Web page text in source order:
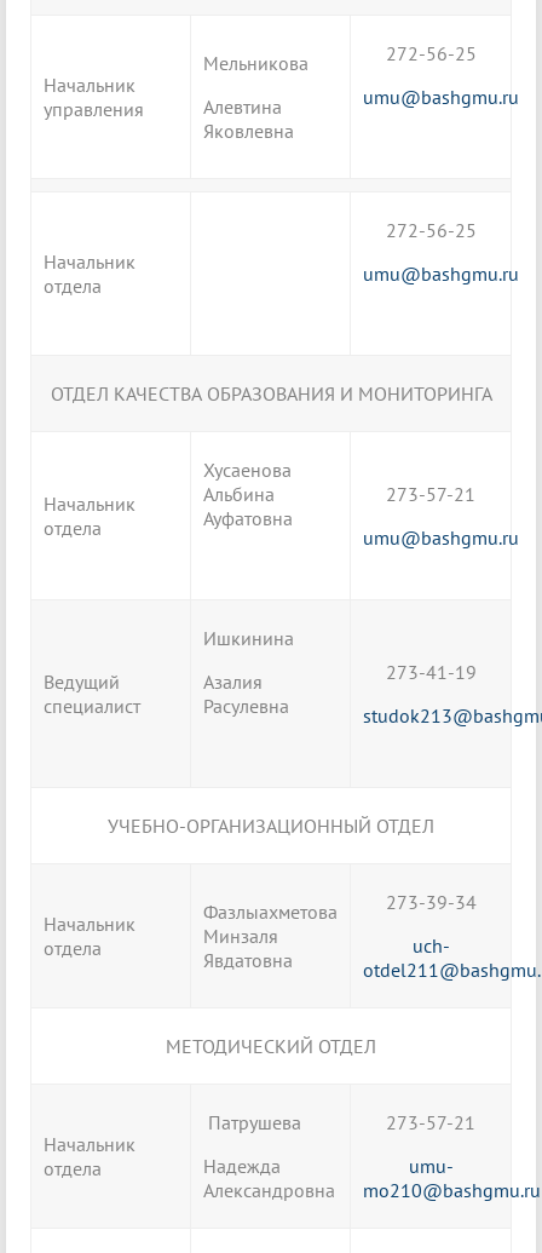
Начальник
управления
Мельникова
Алевтина
Яковлевна
272-56-25
umu@bashgmu.ru
Начальник
отдела
272-56-25
umu@bashgmu.ru
ОТДЕЛ КАЧЕСТВА ОБРАЗОВАНИЯ И МОНИТОРИНГА
Начальник
отдела
Хусаенова
Альбина
Ауфатовна
273-57-21
umu@bashgmu.ru
Ведущий
специалист
Ишкинина
Азалия
Расулевна
273-41-19
УЧЕБНО-ОРГАНИЗАЦИОННЫЙ ОТДЕЛ
Начальник
отдела
Фазлыахметова
Минзаля
Явдатовна
273-39-34
uch-
МЕТОДИЧЕСКИЙ ОТДЕЛ
Начальник
отдела
Патрушева
Надежда
Александровна
273-57-21
umu-
mo210@bashgmu.ru